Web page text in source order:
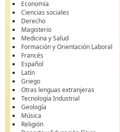
Economía
Ciencias sociales
Derecho
Magisterio
Medicina y Salud
Formación y Orientación Laboral
Francés
Español
Latín
Griego
Otras lenguas extranjeras
Tecnología Industrial
Geología
Música
Religión